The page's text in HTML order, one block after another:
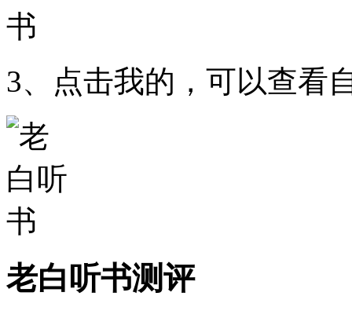
3、点击我的，可以查看
老白听书测评